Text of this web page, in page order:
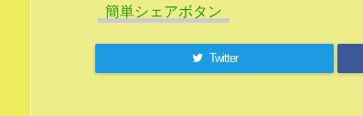
簡単シェアボタン
Twitter